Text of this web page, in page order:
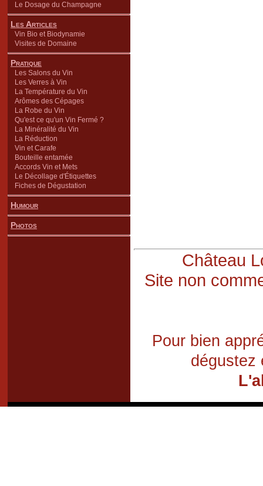
Le Dosage du Champagne
Les Articles
Vin Bio et Biodynamie
Visites de Domaine
Pratique
Les Salons du Vin
Les Verres à Vin
La Température du Vin
Arômes des Cépages
La Robe du Vin
Qu'est ce qu'un Vin Fermé ?
La Minéralité du Vin
La Réduction
Vin et Carafe
Bouteille entamée
Accords Vin et Mets
Le Décollage d'Étiquettes
Fiches de Dégustation
Humour
Photos
Château
Site non
Pour bien
dégustez